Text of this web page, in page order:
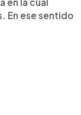
En ese sentido